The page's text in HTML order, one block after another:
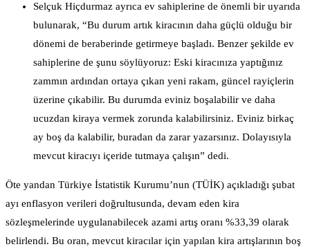
Selçuk Hiçdurmaz ayrıca ev sahiplerine de önemli bir uyarıda
bulunarak, “Bu durum artık kiracının daha güçlü olduğu bir
dönemi de beraberinde getirmeye başladı. Benzer şekilde ev
sahiplerine de şunu söylüyoruz: Eski kiracınıza yaptığınız
zammın ardından ortaya çıkan yeni rakam, güncel rayiçlerin
üzerine çıkabilir. Bu durumda eviniz boşalabilir ve daha
ucuzdan kiraya vermek zorunda kalabilirsiniz. Eviniz birkaç
ay boş da kalabilir, buradan da zarar yazarsınız. Dolayısıyla
mevcut kiracıyı içeride tutmaya çalışın” dedi.
Öte yandan Türkiye İstatistik Kurumu’nun (TÜİK) açıkladığı şubat
ayı enflasyon verileri doğrultusunda, devam eden kira
sözleşmelerinde uygulanabilecek azami artış oranı %33,39 olarak
belirlendi. Bu oran, mevcut kiracılar için yapılan kira artışlarının boş